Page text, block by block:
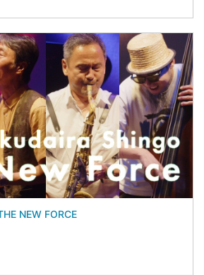
NEW FORCE